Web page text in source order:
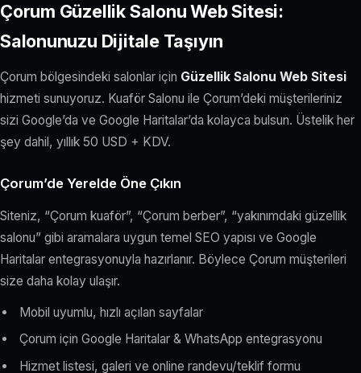
Çorum Güzellik Salonu Web Sitesi:
Salonunuzu Dijitale Taşıyın
Çorum bölgesindeki salonlar için Güzellik Salonu Web Sitesi
hizmeti sunuyoruz. Kuaför Salonu ile Çorum’deki müşterileriniz
sizi Google’da ve Google Haritalar’da kolayca bulsun. Üstelik her
şey dahil, yıllık 50 USD + KDV.
Çorum’de Yerelde Öne Çıkın
Siteniz, “Çorum kuaför”, “Çorum berber”, “yakınımdaki güzellik
salonu” gibi aramalara uygun temel SEO yapısı ve Google
Haritalar entegrasyonuyla hazırlanır. Böylece Çorum müşterileri
size daha kolay ulaşır.
Mobil uyumlu, hızlı açılan sayfalar
Çorum için Google Haritalar & WhatsApp entegrasyonu
Hizmet listesi, galeri ve online randevu/teklif formu